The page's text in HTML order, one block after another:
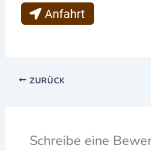
Anfahrt
ZURÜCK
Schreibe eine